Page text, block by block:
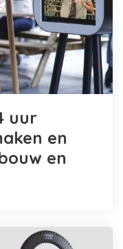
uur
en
en